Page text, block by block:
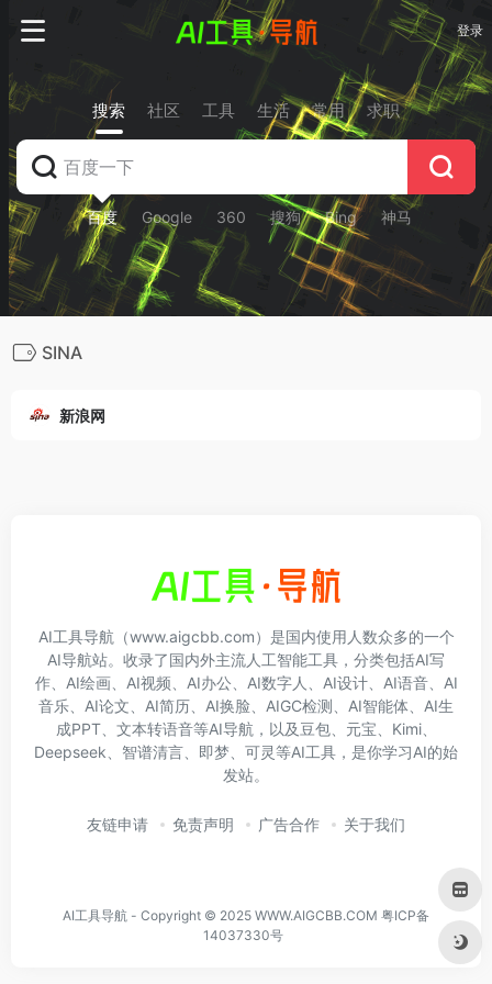
登录
搜索 社区 工具 生活 常用 求职
百度 Google 360 搜狗 Bing 神马
SINA
新浪网
AI工具导航（www.aigcbb.com）是国内使用人数众多的一个
AI导航站。收录了国内外主流人工智能工具，分类包括AI写
作、AI绘画、AI视频、AI办公、AI数字人、AI设计、AI语音、AI
音乐、AI论文、AI简历、AI换脸、AIGC检测、AI智能体、AI生
成PPT、文本转语音等AI导航，以及豆包、元宝、Kimi、
Deepseek、智谱清言、即梦、可灵等AI工具，是你学习AI的始
发站。
友链申请 免责声明 广告合作 关于我们
AI工具导航 - Copyright © 2025 WWW.AIGCBB.COM 粤ICP备
14037330号